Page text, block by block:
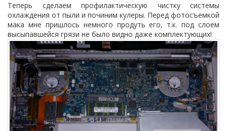
Теперь сделаем профилактическую чистку системы
охлаждения от пыли и починим кулеры. Перед фотосъемкой
мака мне пришлось немного продуть его, т.к. под слоем
высыпавшейся грязи не было видно даже комплектующих!